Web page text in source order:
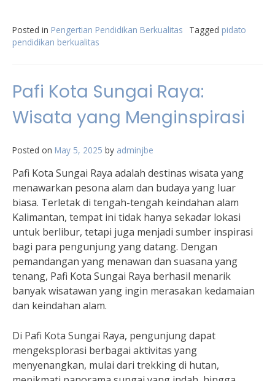
Posted in Pengertian Pendidikan Berkualitas Tagged pidato
pendidikan berkualitas
Pafi Kota Sungai Raya:
Wisata yang Menginspirasi
Posted on May 5, 2025 by adminjbe
Pafi Kota Sungai Raya adalah destinas wisata yang
menawarkan pesona alam dan budaya yang luar
biasa. Terletak di tengah-tengah keindahan alam
Kalimantan, tempat ini tidak hanya sekadar lokasi
untuk berlibur, tetapi juga menjadi sumber inspirasi
bagi para pengunjung yang datang. Dengan
pemandangan yang menawan dan suasana yang
tenang, Pafi Kota Sungai Raya berhasil menarik
banyak wisatawan yang ingin merasakan kedamaian
dan keindahan alam.
Di Pafi Kota Sungai Raya, pengunjung dapat
mengeksplorasi berbagai aktivitas yang
menyenangkan, mulai dari trekking di hutan,